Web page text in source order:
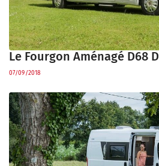
Le Fourgon Aménagé D68
07/09/2018